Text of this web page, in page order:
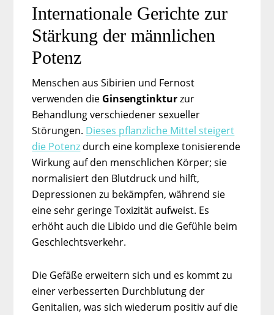
Internationale Gerichte zur
Stärkung der männlichen
Potenz
Menschen aus Sibirien und Fernost
verwenden die Ginsengtinkturzur
Behandlung verschiedener sexueller
Störungen. Dieses pflanzliche Mittel steigert
die Potenz durch eine komplexe tonisierende
Wirkung auf den menschlichen Körper; sie
normalisiert den Blutdruck und hilft,
Depressionen zu bekämpfen, während sie
eine sehr geringe Toxizität aufweist. Es
erhöht auch die Libido und die Gefühle beim
Geschlechtsverkehr.
Die Gefäße erweitern sich und es kommt zu
einer verbesserten Durchblutung der
Genitalien, was sich wiederum positiv auf die